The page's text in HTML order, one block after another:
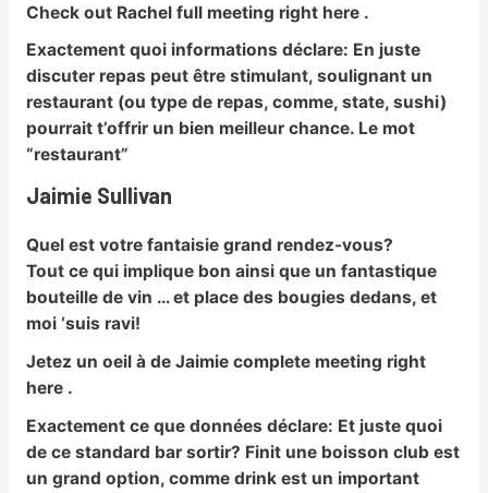
Check out Rachel full meeting right here .
Exactement quoi informations déclare: En juste
discuter repas peut être stimulant, soulignant un
restaurant (ou type de repas, comme, state, sushi)
pourrait t’offrir un bien meilleur chance. Le mot
“restaurant”
Jaimie Sullivan
Quel est votre fantaisie grand rendez-vous?
Tout ce qui implique bon ainsi que un fantastique
bouteille de vin … et place des bougies dedans, et
moi ‘suis ravi!
Jetez un oeil à de Jaimie complete meeting right
here .
Exactement ce que données déclare: Et juste quoi
de ce standard bar sortir? Finit une boisson club est
un grand option, comme drink est un important